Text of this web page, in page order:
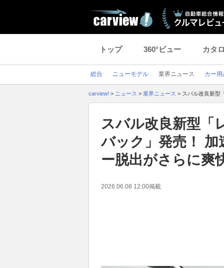
トップ 360°ビュー カタ
総合 ニューモデル 業界ニュース カー用
carview! > ニュース > 業界ニュース > スバル改良新型
スバル改良新型「
バック」発売！
ー脱出がさらに爽
2026.06.08 12:00掲載